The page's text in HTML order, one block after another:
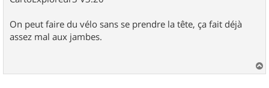
On peut faire du vélo sans se prendre la tête, ça fait déjà
assez mal aux jambes.
a